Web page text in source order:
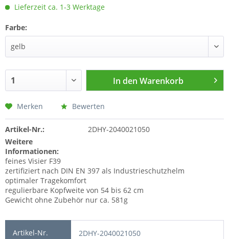
Lieferzeit ca. 1-3 Werktage
Farbe:
In den Warenkorb
Merken Bewerten
Artikel-Nr.:
2DHY-2040021050
Weitere
Informationen:
feines Visier F39
zertifiziert nach DIN EN 397 als Industrieschutzhelm
optimaler Tragekomfort
regulierbare Kopfweite von 54 bis 62 cm
Gewicht ohne Zubehör nur ca. 581g
2DHY-2040021050